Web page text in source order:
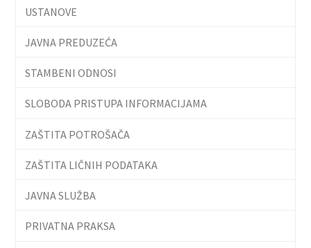
USTANOVE
JAVNA PREDUZEĆA
STAMBENI ODNOSI
SLOBODA PRISTUPA INFORMACIJAMA
ZAŠTITA POTROŠAČA
ZAŠTITA LIČNIH PODATAKA
JAVNA SLUŽBA
PRIVATNA PRAKSA